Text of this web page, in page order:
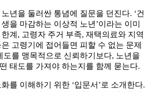
년을 둘러싼 통념에 질문을 던진다. ‘건
을 마감하는 이상적 노년’이라는 이미
계, 고령자 주거 부족, 재택의료와 지역
고령기에 접어들면 피할 수 없는 문제
도를 맹목적으로 신뢰하기보다, 노년을
태도를 가져야 하는지를 함께 묻는다.
를 이해하기 위한 ‘입문서’로 소개한다.